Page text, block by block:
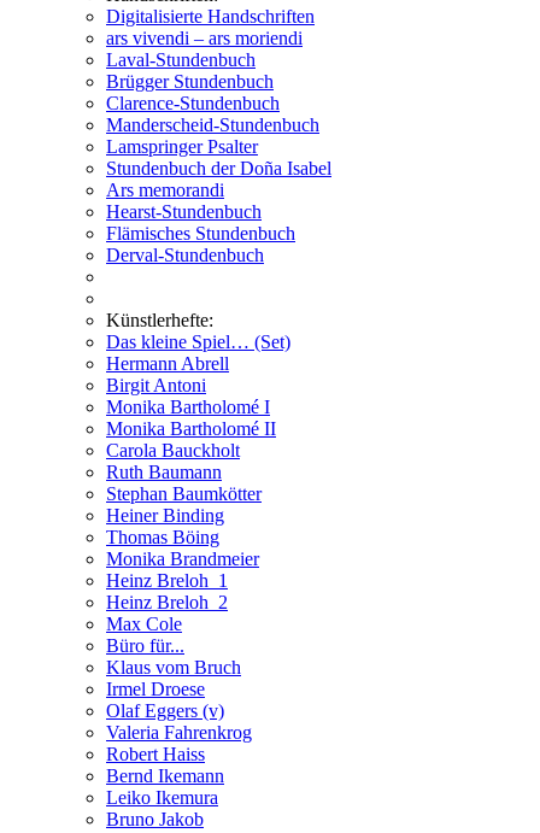
Digitalisierte Handschriften
ars vivendi – ars moriendi
Laval-Stundenbuch
Brügger Stundenbuch
Clarence-Stundenbuch
Manderscheid-Stundenbuch
Lamspringer Psalter
Stundenbuch der Doña Isabel
Ars memorandi
Hearst-Stundenbuch
Flämisches Stundenbuch
Derval-Stundenbuch
Künstlerhefte:
Das kleine Spiel… (Set)
Hermann Abrell
Birgit Antoni
Monika Bartholomé I
Monika Bartholomé II
Carola Bauckholt
Ruth Baumann
Stephan Baumkötter
Heiner Binding
Thomas Böing
Monika Brandmeier
Heinz Breloh_1
Heinz Breloh_2
Max Cole
Büro für...
Klaus vom Bruch
Irmel Droese
Olaf Eggers (v)
Valeria Fahrenkrog
Robert Haiss
Bernd Ikemann
Leiko Ikemura
Bruno Jakob